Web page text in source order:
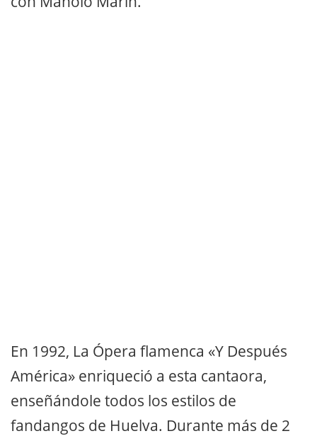
En 1992, La Ópera flamenca «Y Después
América» enriqueció a esta cantaora,
enseñándole todos los estilos de
fandangos de Huelva. Durante más de 2